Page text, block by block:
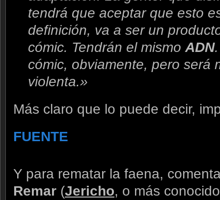
tendrá que aceptar que esto
definición, va a ser un
cómic. Tendrán el mismo ADN
cómic, obviamente, pero será
violenta.»
Más claro que lo puede decir,
FUENTE
Y para rematar la faena,
Remar (Jericho, o más